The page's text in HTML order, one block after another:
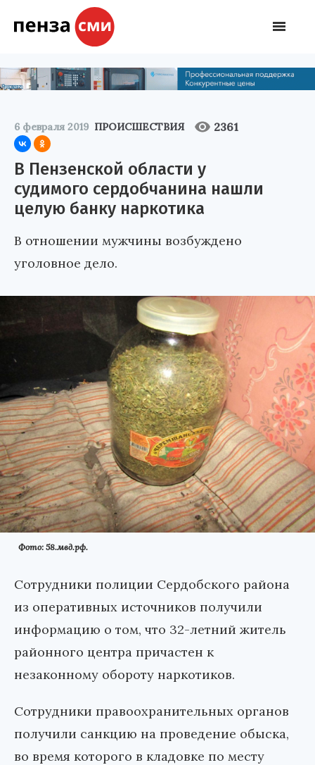
6 февраля 2019 ПРОИСШЕСТВИЯ 2361
В Пензенской области у
судимого сердобчанина нашли
целую банку наркотика
В отношении мужчины возбуждено
уголовное дело.
Фото: 58.мвд.рф.
Сотрудники полиции Сердобского района
из оперативных источников получили
информацию о том, что 32-летний житель
районного центра причастен к
незаконному обороту наркотиков.
Сотрудники правоохранительных органов
получили санкцию на проведение обыска,
во время которого в кладовке по месту